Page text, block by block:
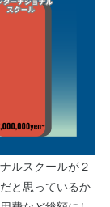
ルスクールが２
と思っているか